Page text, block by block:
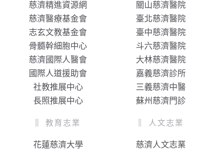
慈濟精進資源網
慈濟醫療基金會
志玄文教基金會
骨髓幹細胞中心
慈濟國際人醫會
國際人道援助會
社教推展中心
長照推展中心
關山慈濟醫院
臺北慈濟醫院
臺中慈濟醫院
斗六慈濟醫院
大林慈濟醫院
嘉義慈濟診所
三義慈濟中醫
蘇州慈濟門診
教育志業
花蓮慈濟大學
人文志業
慈濟人文志業